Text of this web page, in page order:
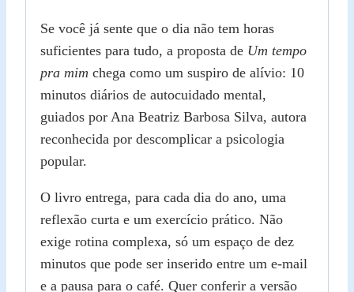
Se você já sente que o dia não tem horas
suficientes para tudo, a proposta de Um tempo
pra mim chega como um suspiro de alívio: 10
minutos diários de autocuidado mental,
guiados por Ana Beatriz Barbosa Silva, autora
reconhecida por descomplicar a psicologia
popular.
O livro entrega, para cada dia do ano, uma
reflexão curta e um exercício prático. Não
exige rotina complexa, só um espaço de dez
minutos que pode ser inserido entre um e‑mail
e a pausa para o café. Quer conferir a versão